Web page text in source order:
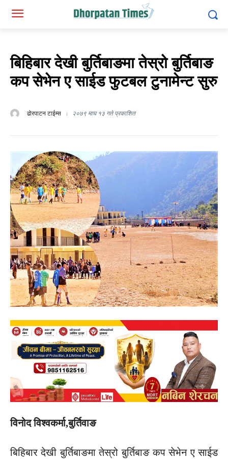
बिहिबार देखी बुर्तिबाङमा तेस्रो बुर्तिबाङ
कप सेभेन ए साईड फुटबल टुनामेन्ट सुरु
ढोरपाटन टाईम्स २०७९ माघ १३ गते प्रकाशित
विनोद विश्वकर्मा,बुर्तिवाङ
बिहिबार देखी बुर्तिबाङमा तेस्रो बुर्तिबाङ कप सेभेन ए साईड